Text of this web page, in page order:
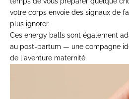
votre corps envoie des signaux de
plus ignorer.
Ces energy balls sont également
au post-partum — une compagne
de l'aventure maternité.